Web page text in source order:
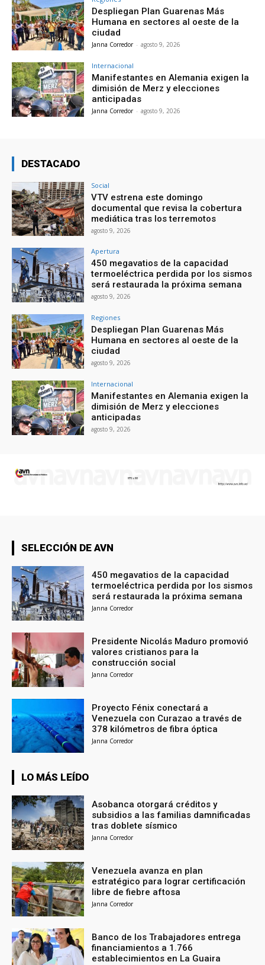
Despliegan Plan Guarenas Más
Humana en sectores al oeste de la
ciudad
Janna Corredor - agosto 9, 2026
Internacional
Manifestantes en Alemania exigen la
dimisión de Merz y elecciones
anticipadas
Janna Corredor - agosto 9, 2026
DESTACADO
Social
VTV estrena este domingo
documental que revisa la cobertura
mediática tras los terremotos
agosto 9, 2026
Apertura
450 megavatios de la capacidad
termoeléctrica perdida por los sismos
será restaurada la próxima semana
agosto 9, 2026
Regiones
Despliegan Plan Guarenas Más
Humana en sectores al oeste de la
ciudad
agosto 9, 2026
Internacional
Manifestantes en Alemania exigen la
dimisión de Merz y elecciones
anticipadas
agosto 9, 2026
SELECCIÓN DE AVN
450 megavatios de la capacidad
termoeléctrica perdida por los sismos
será restaurada la próxima semana
Janna Corredor
Presidente Nicolás Maduro promovió
valores cristianos para la
construcción social
Janna Corredor
Proyecto Fénix conectará a
Venezuela con Curazao a través de
378 kilómetros de fibra óptica
Janna Corredor
LO MÁS LEÍDO
Asobanca otorgará créditos y
subsidios a las familias damnificadas
tras doblete sísmico
Janna Corredor
Venezuela avanza en plan
estratégico para lograr certificación
libre de fiebre aftosa
Janna Corredor
Banco de los Trabajadores entrega
financiamientos a 1.766
establecimientos en La Guaira